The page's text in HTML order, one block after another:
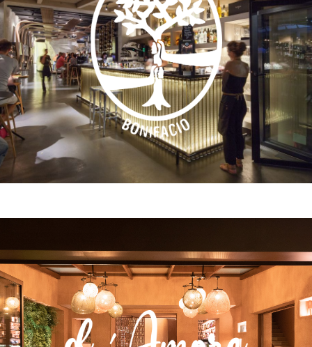
Notre table Corse
En savoir plus
Notre table italienne